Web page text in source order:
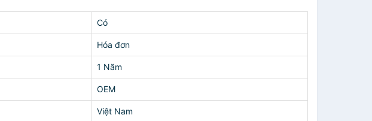
Có
Hóa đơn
1 Năm
OEM
Việt Nam